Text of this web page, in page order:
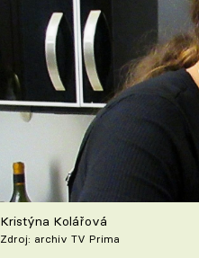
Kristýna Kolářová
Zdroj: archiv TV Prima